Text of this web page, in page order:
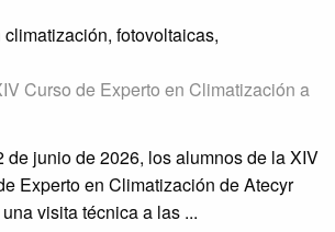
Curso de Experto en Climatización a
de junio de 2026, los alumnos de la XIV
Experto en Climatización de Atecyr
visita técnica a las ...